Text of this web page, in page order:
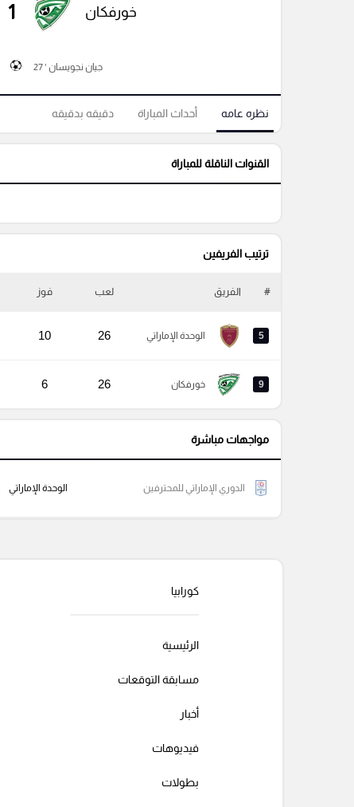
خورفكان 1
جيان نجويسان ' 27
نظره عامه أحداث المباراة دقيقه بدقيقه
القنوات الناقلة للمباراة
ترتيب الفريفين
# الفريق لعب فوز
5 الوحدة الإماراتي 26
10
9 خورفكان 26
6
مواجهات مباشرة
الوحدة الإماراتي الدوري الإماراتي للمحترفين
كورابيا
الرئيسية
مسابقة التوقعات
أخبار
فيديوهات
بطولات